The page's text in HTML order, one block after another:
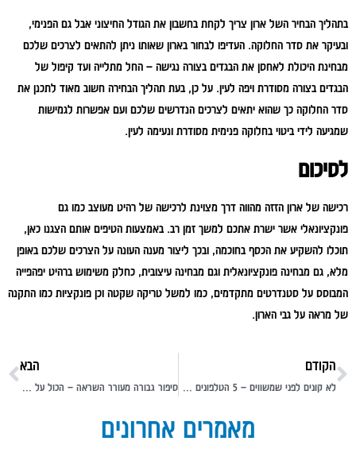
בתהליך הבחיר השל ארון צריך לקחת בחשבון את הגודל החיצוני אבל גם הפנימי,
ובעיקר את סדר החלוקה. העדיפו לבחור בארון שאותו ניתן להתאים לצרכים שלכם
מבחינת היכולת לאחסן את הבגדים בצורה נגישה – החל מתלייה ועד קיפול של
הבגדים בצורה מסודרת ויפה לעין. על כן, בעת תהליך הבחירה חשוב מאוד לתכנן את
סדר החלוקה כך שהוא יתאים לצרכים הנדרשים שלכם ועם אפשרות לגמישות
שמגיעה לידי ביטוי בחלוקה פנימית מסודרת ונעימה לעין.
לסיכום
רכישה של ארון הזזה מהווה דרך מצוינת לרכישה של רהיט מעוצב כמו גם
פונקציונאלי אשר ישרת אתכם למשך זמן רב. באמצעות הטיפים אותם הצגנו כאן,
תוכלו להשקיע את הכסף בחוכמה, ובכך ליצור מענה העונה על הצרכים שלכם באופן
מלא, גם מבחינה פונקציונאלית וגם מבחינה עיצובית, כחלק משימוש ברהיט יפהפייה
המבוסס על סטנדרטים מתקדמים, כמו למשל טריקה שקטה וכן פונקציות כמו התקנה
של מראה על גבי הארון.
הקודם
לא קונים לפני שמשווים – 5 הטלפונים הכי טובים שיש בשוק
הבא
סיפור גבורה מעורר השראה – הכול על אודות סיפורו של רפי אדרעי ז"ל
מאמרים אחרונים